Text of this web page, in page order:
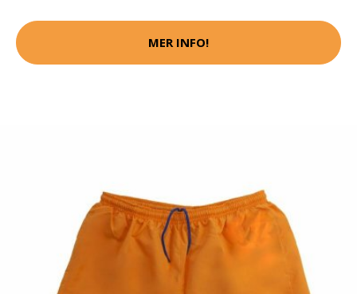
MER INFO!